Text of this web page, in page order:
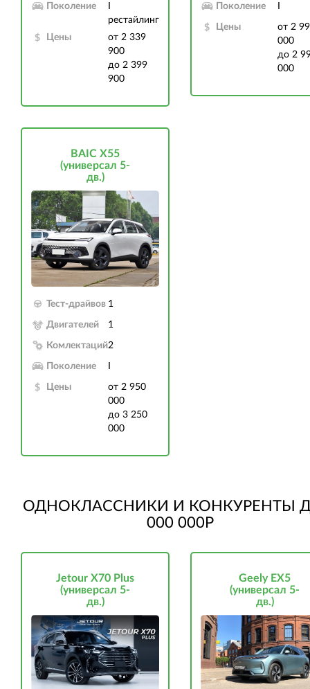
Поколение
рестайлинг
Цены
от 2 339
900
до 2 399
900
Поколение
Цены
от 2
000
до 2
000
BAIC X55
(универсал 5-
дв.)
Тест-драйвов 1
Двигателей 1
Комлектаций2
Поколение
Цены
от 2 950
000
до 3 250
000
ОДНОКЛАССНИКИ И КОНКУРЕНТЫ
000 000Р
Jetour X70 Plus
(универсал 5-
дв.)
Geely EX5
(универсал 5-
дв.)